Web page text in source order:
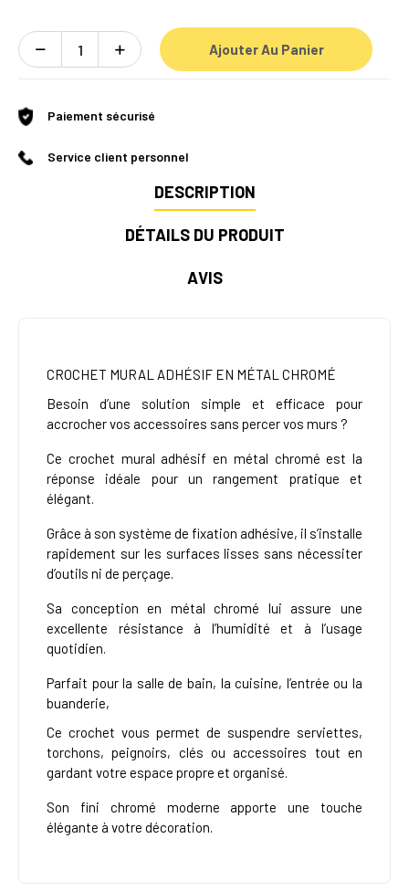
Ajouter Au Panier
Paiement sécurisé
Service client personnel
DESCRIPTION
DÉTAILS DU PRODUIT
AVIS
CROCHET MURAL ADHÉSIF EN MÉTAL CHROMÉ
Besoin d’une solution simple et efficace pour
accrocher vos accessoires sans percer vos murs ?
Ce crochet mural adhésif en métal chromé est la
réponse idéale pour un rangement pratique et
élégant.
Grâce à son système de fixation adhésive, il s’installe
rapidement sur les surfaces lisses sans nécessiter
d’outils ni de perçage.
Sa conception en métal chromé lui assure une
excellente résistance à l’humidité et à l’usage
quotidien.
Parfait pour la salle de bain, la cuisine, l’entrée ou la
buanderie,
Ce crochet vous permet de suspendre serviettes,
torchons, peignoirs, clés ou accessoires tout en
gardant votre espace propre et organisé.
Son fini chromé moderne apporte une touche
élégante à votre décoration.